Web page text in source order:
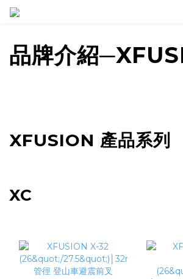
品牌介紹
XFUSION 產品系列
XC